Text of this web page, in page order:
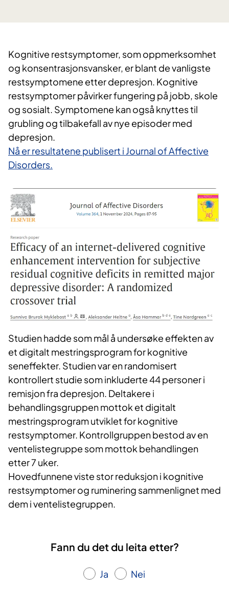
Kognitive restsymptomer, som oppmerksomhet
og konsentrasjonsvansker, er blant de vanligste
restsymptomene etter depresjon. Kognitive
restsymptomer påvirker fungering på jobb, skole
og sosialt. Symptomene kan også knyttes til
grubling og tilbakefall av nye episoder med
depresjon.
Nå er resultatene publisert i Journal of Affective
Disorders.
Studien hadde som mål å undersøke effekten av
et digitalt mestringsprogram for kognitive
seneffekter. Studien var en randomisert
kontrollert studie som inkluderte 44 personer i
remisjon fra depresjon. Deltakere i
behandlingsgruppen mottok et digitalt
mestringsprogram utviklet for kognitive
restsymptomer. Kontrollgruppen bestod av en
ventelistegruppe som mottok behandlingen
etter 7 uker.
Hovedfunnene viste stor reduksjon i kognitive
restsymptomer og ruminering sammenlignet med
dem i ventelistegruppen.
Fann du det du leita etter?
Ja Nei